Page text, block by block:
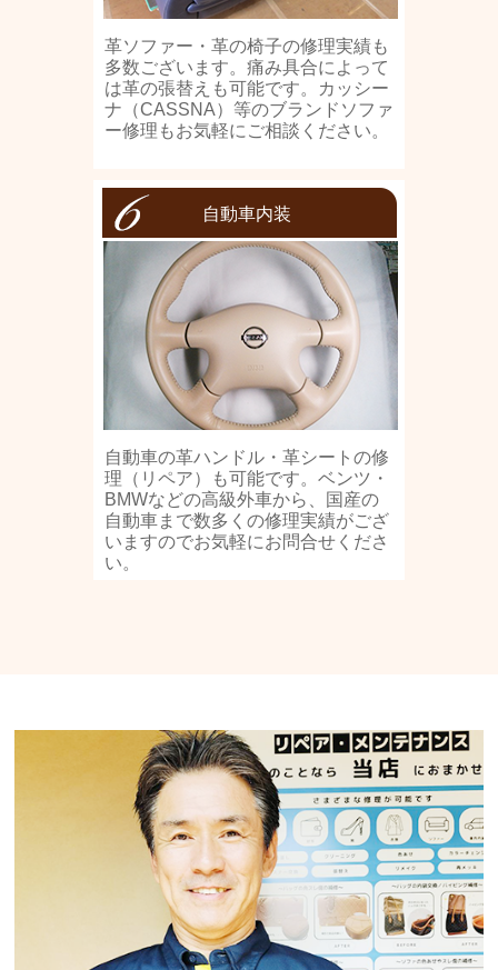
革ソファー・革の椅子の修理実績も
多数ございます。痛み具合によって
は革の張替えも可能です。カッシー
ナ（CASSNA）等のブランドソファ
ー修理もお気軽にご相談ください。
自動車内装
自動車の革ハンドル・革シートの修
理（リペア）も可能です。ベンツ・
BMWなどの高級外車から、国産の
自動車まで数多くの修理実績がござ
いますのでお気軽にお問合せくださ
い。